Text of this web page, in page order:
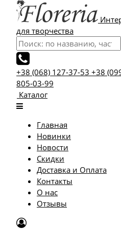
для творчества
+38 (068) 127-37-53 +38
805-03-99
Каталог
Главная
Новинки
Новости
Скидки
Доставка и Оплата
Контакты
О нас
Отзывы